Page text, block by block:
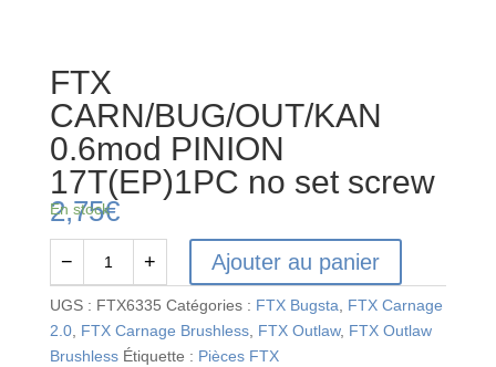
FTX
CARN/BUG/OUT/KAN
0.6mod PINION
17T(EP)1PC no set screw
2,75€
En stock
quantité
de
FTX
CARN/BUG/OUT/KAN
− + Ajouter au panier
UGS : FTX6335 Catégories : FTX Bugsta
FTX Carnage
2.0, FTX Carnage Brushless, FTX Outlaw, FTX Outlaw
Brushless Étiquette : Pièces FTX